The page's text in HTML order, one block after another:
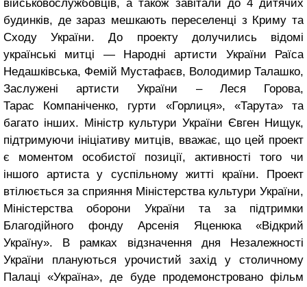
військовослужбовців, а також завітали до 4 дитячих
будинків, де зараз мешкають переселенці з Криму та
Сходу України. До проекту долучились відомі
українські митці — Народні артисти України Раїса
Недашківська, Фемій Мустафаєв, Володимир Талашко,
Заслужені артисти України – Леся Горова,
Тарас Компаніченко, гурти «Горлиця», «Тарута» та
багато інших. Міністр культури України Євген Нищук,
підтримуючи ініціативу митців, вважає, що цей проект
є моментом особистої позиції, активності того чи
іншого артиста у суспільному житті країни. Проект
втілюється за сприяння Міністерства культури України,
Міністерства оборони України та за підтримки
Благодійного фонду Арсенія Яценюка «Відкрий
Україну». В рамках відзначення дня Незалежності
України плануються урочистий захід у столичному
Палаці «Україна», де буде продемонстровано фільм